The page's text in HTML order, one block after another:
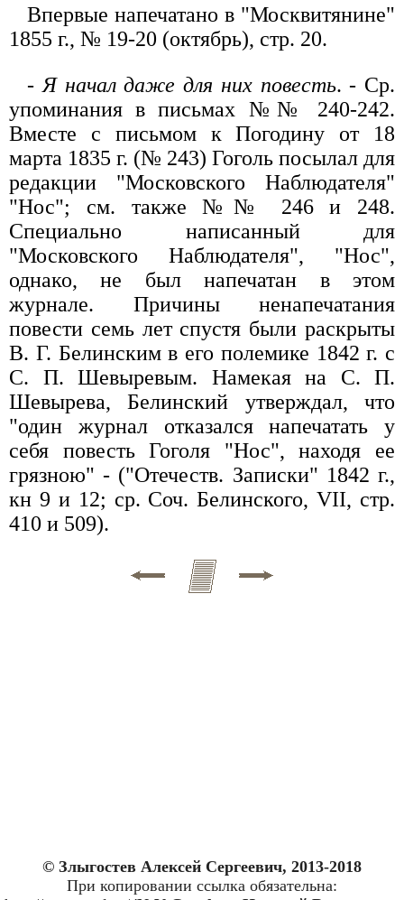
Впервые напечатано в "Москвитянине"
1855 г., № 19-20 (октябрь), стр. 20.
- Я начал даже для них повесть. - Ср.
упоминания в письмах №№ 240-242.
Вместе с письмом к Погодину от 18
марта 1835 г. (№ 243) Гоголь посылал для
редакции "Московского Наблюдателя"
"Нос"; см. также №№ 246 и 248.
Специально написанный для
"Московского Наблюдателя", "Нос",
однако, не был напечатан в этом
журнале. Причины ненапечатания
повести семь лет спустя были раскрыты
В. Г. Белинским в его полемике 1842 г. с
С. П. Шевыревым. Намекая на С. П.
Шевырева, Белинский утверждал, что
"один журнал отказался напечатать у
себя повесть Гоголя "Нос", находя ее
грязною" - ("Отечеств. Записки" 1842 г.,
кн 9 и 12; ср. Соч. Белинского, VII, стр.
410 и 509).
© Злыгостев Алексей Сергеевич, 2013-2018
При копировании ссылка обязательна: